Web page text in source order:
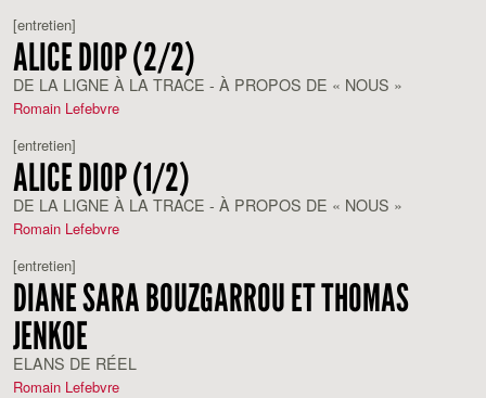
[entretien]
ALICE DIOP (2/2)
DE LA LIGNE À LA TRACE - À PROPOS DE « NOUS »
Romain Lefebvre
[entretien]
ALICE DIOP (1/2)
DE LA LIGNE À LA TRACE - À PROPOS DE « NOUS »
Romain Lefebvre
[entretien]
DIANE SARA BOUZGARROU ET THOMAS
JENKOE
ELANS DE RÉEL
Romain Lefebvre